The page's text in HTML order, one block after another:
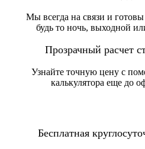
Мы всегда на связи и
будь то ночь, выходной
Прозрачный расчет
Узнайте точную цену с
калькулятора еще до
Бесплатная